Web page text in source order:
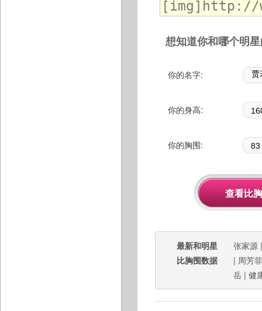
想知道你和哪个明
你的名字:
你的身高:
你的胸围:
最新和明星
比胸围数据
张家源
| 周芳菲
岳 | 健